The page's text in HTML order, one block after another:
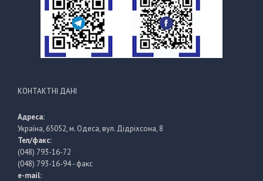
КОНТАКТНІ ДАНІ
Адреса:
Україна, 65052, м. Одеса, вул. Дідріхсона, 8
Тел/факс:
(048) 793-16-72
(048) 793-16-94 - факс
e-mail: